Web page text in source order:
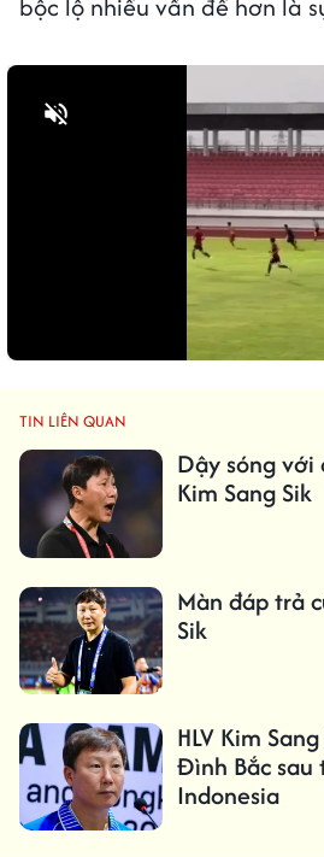
TIN LIÊN QUAN
Dậy sóng với
Kim Sang Sik
Màn đáp trả
Sik
HLV Kim
Đình Bắc
Indonesia